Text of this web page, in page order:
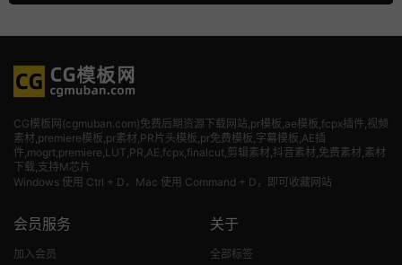
CG模板网(cgmuban.com)免费后期资源下载网站,pr模板,ae模板,fcpx插件,视频
素材 ,premiere模板,pr素材,PR片头模板,pr免费模板,字幕模板,AE插
件,mogrt,premiere,LUT,PR,AE,fcpx,finalcut,剪辑素材,抖音素材,免费素材,素材
下载,支持M芯片
Windows 使用 Ctrl + D，Mac 使用 Command + D，即可收藏网站
会员服务
加入会员
关于
全部标签